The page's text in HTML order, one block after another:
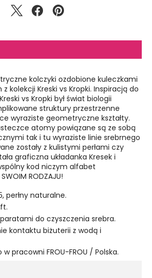
kolczyki ozdobione kuleczkami
kolekcji Kreski vs Kropki. Inspiracją do
vs Kropki był świat biologii
struktury przestrzenne
wyraziste geometryczne kształty.
atomy powiązane są ze sobą
tak i tu wyraziste linie srebrnego
zostały z kulistymi perłami czy
graficzna układanka Kresek i
kod niczym alfabet
RODZAJU!
perłny naturalne.
do czyszczenia srebra.
kontaktu biżuterii z wodą i
pracowni FROU-FROU / Polska.